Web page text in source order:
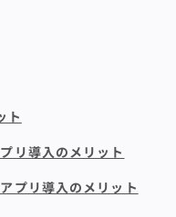
ト
リ導入のメリット
プリ導入のメリット